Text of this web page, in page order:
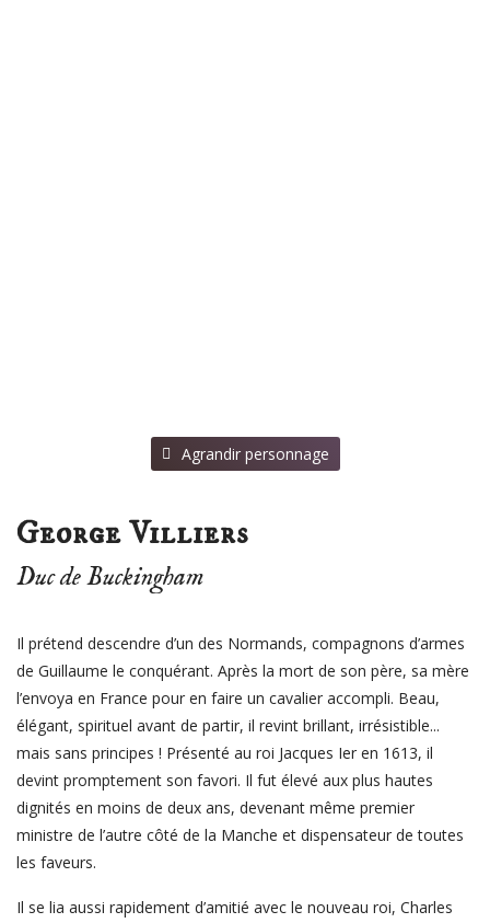
⠀Agrandir personnage
George Villiers
Duc de Buckingham
Il prétend descendre d’un des Normands, compagnons d’armes
de Guillaume le conquérant. Après la mort de son père, sa mère
l’envoya en France pour en faire un cavalier accompli. Beau,
élégant, spirituel avant de partir, il revint brillant, irrésistible...
mais sans principes ! Présenté au roi Jacques Ier en 1613, il
devint promptement son favori. Il fut élevé aux plus hautes
dignités en moins de deux ans, devenant même premier
ministre de l’autre côté de la Manche et dispensateur de toutes
les faveurs.
Il se lia aussi rapidement d’amitié avec le nouveau roi, Charles